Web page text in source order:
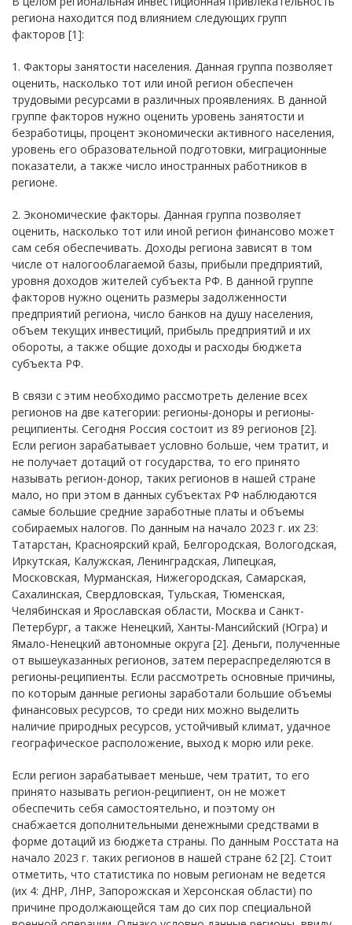
региона находится под влиянием следующих групп
факторов [1]:
1. Факторы занятости населения. Данная группа позволяет
оценить, насколько тот или иной регион обеспечен
трудовыми ресурсами в различных проявлениях. В данной
группе факторов нужно оценить уровень занятости и
безработицы, процент экономически активного населения,
уровень его образовательной подготовки, миграционные
показатели, а также число иностранных работников в
регионе.
2. Экономические факторы. Данная группа позволяет
оценить, насколько тот или иной регион финансово может
сам себя обеспечивать. Доходы региона зависят в том
числе от налогооблагаемой базы, прибыли предприятий,
уровня доходов жителей субъекта РФ. В данной группе
факторов нужно оценить размеры задолженности
предприятий региона, число банков на душу населения,
объем текущих инвестиций, прибыль предприятий и их
обороты, а также общие доходы и расходы бюджета
субъекта РФ.
В связи с этим необходимо рассмотреть деление всех
регионов на две категории: регионы-доноры и регионы-
реципиенты. Сегодня Россия состоит из 89 регионов [2].
Если регион зарабатывает условно больше, чем тратит, и
не получает дотаций от государства, то его принято
называть регион-донор, таких регионов в нашей стране
мало, но при этом в данных субъектах РФ наблюдаются
самые большие средние заработные платы и объемы
собираемых налогов. По данным на начало 2023 г. их 23:
Татарстан, Красноярский край, Белгородская, Вологодская,
Иркутская, Калужская, Ленинградская, Липецкая,
Московская, Мурманская, Нижегородская, Самарская,
Сахалинская, Свердловская, Тульская, Тюменская,
Челябинская и Ярославская области, Москва и Санкт-
Петербург, а также Ненецкий, Ханты-Мансийский (Югра) и
Ямало-Ненецкий автономные округа [2]. Деньги, полученные
от вышеуказанных регионов, затем перераспределяются в
регионы-реципиенты. Если рассмотреть основные причины,
по которым данные регионы заработали большие объемы
финансовых ресурсов, то среди них можно выделить
наличие природных ресурсов, устойчивый климат, удачное
географическое расположение, выход к морю или реке.
Если регион зарабатывает меньше, чем тратит, то его
принято называть регион-реципиент, он не может
обеспечить себя самостоятельно, и поэтому он
снабжается дополнительными денежными средствами в
форме дотаций из бюджета страны. По данным Росстата на
начало 2023 г. таких регионов в нашей стране 62 [2]. Стоит
отметить, что статистика по новым регионам не ведется
(их 4: ДНР, ЛНР, Запорожская и Херсонская области) по
причине продолжающейся там до сих пор специальной